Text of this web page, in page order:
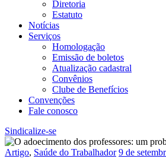
Diretoria
Estatuto
Notícias
Serviços
Homologação
Emissão de boletos
Atualização cadastral
Convênios
Clube de Benefícios
Convenções
Fale conosco
Sindicalize-se
Artigo, Saúde do Trabalhador 9 de